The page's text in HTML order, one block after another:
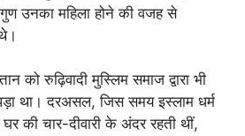
उनका महिला होने की वजह से
को रुढ़िवादी मुस्लिम समाज द्वारा भी
था। दरअसल, जिस समय इस्लाम धर्म
घर की चार-दीवारी के अंदर रहती थीं,